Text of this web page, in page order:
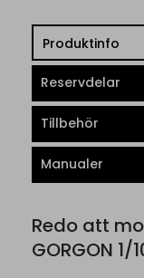
Produktinfo
Redo att
GORGON 1/
Reservdelar
Tillbehör
Manualer